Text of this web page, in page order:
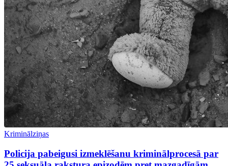
Kriminālziņas
Policija pabeigusi izmeklēšanu kriminālprocesā par